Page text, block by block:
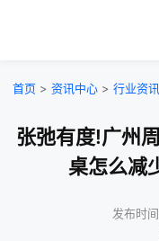
首页 > 资讯中心 > 行业资讯
张弛有度!广州
桌怎么减
发布时